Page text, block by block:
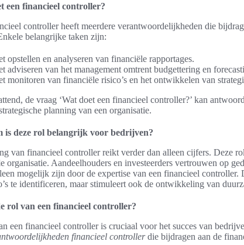
een financieel controller?
controller heeft meerdere verantwoordelijkheden die
belangrijke taken zijn:
opstellen en analyseren van financiële rapportages.
adviseren van het management omtrent budgettering en
monitoren van financiële risico’s en het ontwikkelen van
de vraag ‘Wat doet een financieel controller?’ kan
planning van een organisatie.
is deze rol belangrijk voor bedrijven?
van financieel controller reikt verder dan alleen cijfers. Deze
organisatie. Aandeelhouders en investeerders vertrouwen op
mogelijk zijn door de expertise van een financieel controller.
te identificeren, maar stimuleert ook de ontwikkeling van
rol van een financieel controller?
een financieel controller is cruciaal voor het succes van
financieel controllerdie bijdragen aan de